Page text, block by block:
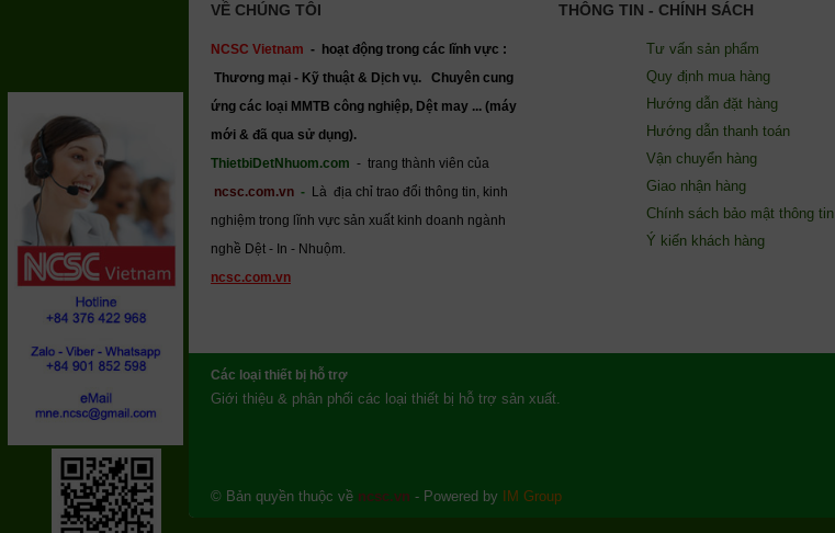
Các loại thiết bị hỗ trợ
Giới thiệu & phân phối các loại thiết bị hỗ trợ sản xuất.
VỀ CHÚNG TÔI
NCSC Vietnam - hoạt động trong các lĩnh vực :
Thương mại - Kỹ thuật & Dịch vụ. Chuyên cung
ứng các loại MMTB công nghiệp, Dệt may ... (máy
mới & đã qua sử dụng).
ThietbiDetNhuom.com - trang thành viên của
ncsc.com.vn - Là địa chỉ trao đổi thông tin, kinh
nghiệm trong lĩnh vực sản xuất kinh doanh ngành
nghề Dệt - In - Nhuộm.
ncsc.com.vn
THÔNG TIN - CHÍNH SÁCH
Tư vấn sản phẩm
Quy định mua hàng
Hướng dẫn đặt hàng
Hướng dẫn thanh toán
Vận chuyển hàng
Giao nhận hàng
Chính sách bảo mật thông tin
Ý kiến khách hàng
© Bản quyền thuộc về ncsc.vn - Powered by IM Group